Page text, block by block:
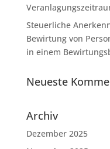
Steuerliche
Bewirtung von
in einem
Neueste
Archiv
Dezember 2025